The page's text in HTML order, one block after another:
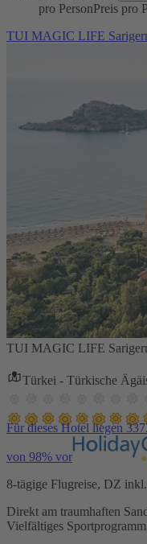
pro PersonPreis pro
TUI MAGIC LIFE
TUI MAGIC LIFE
Türkei - Türkische
Für dieses Hotel liegen
von 98% vor
8-tägige Flugreise, DZ
Direkt am traumhaften
Vielfältiges